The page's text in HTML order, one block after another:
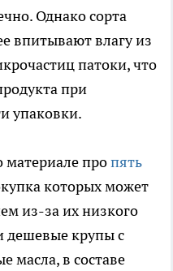
Однако сорта
впитывают влагу из
патоки, что
при
упаковки.
материале пропять
которых может
из-за их низкого
дешевые крупы с
масла, в составе